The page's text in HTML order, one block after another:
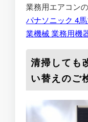
業務用エアコン
パナソニック 4
業機械 業務用機
清掃しても
い替えのご